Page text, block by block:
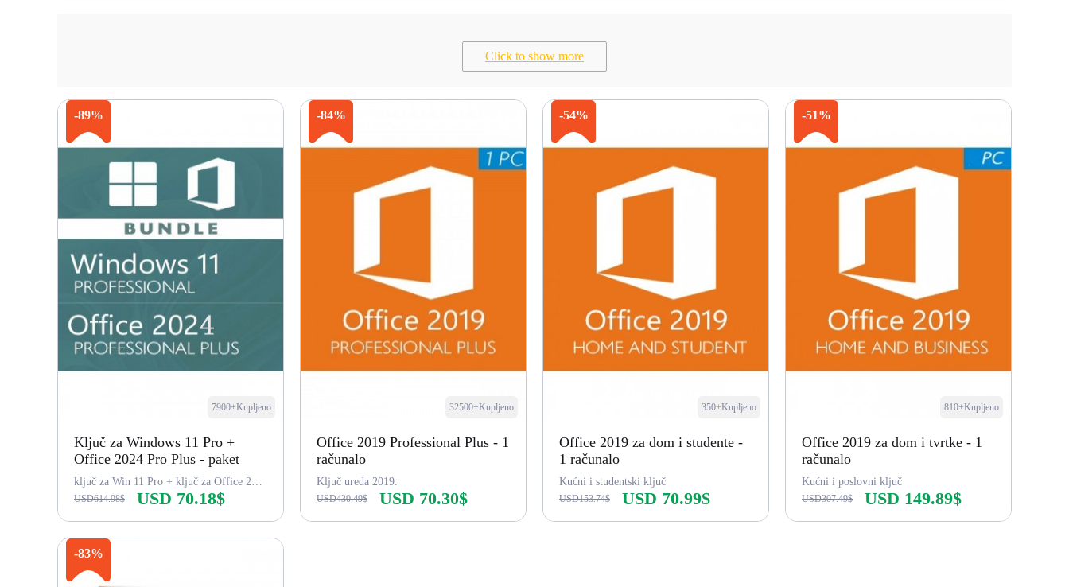
Click to show more
-89%
7900+Kupljeno
Ključ za Windows 11 Pro +
Office 2024 Pro Plus - paket
ključ za Win 11 Pro + ključ za Office 2024 Pro Plus
USD614.98$ USD 70.18$
Kupi odmah
-84%
32500+Kupljeno
Office 2019 Professional Plus - 1
računalo
Ključ ureda 2019.
USD430.49$ USD 70.30$
-54%
350+Kupljeno
Office 2019 za dom i studente -
1 računalo
Kućni i studentski ključ
USD153.74$ USD 70.99$
-51%
810+Kupljeno
Office 2019 za dom i tvrtke - 1
računalo
Kućni i poslovni ključ
USD307.49$ USD 149.89$
-83%